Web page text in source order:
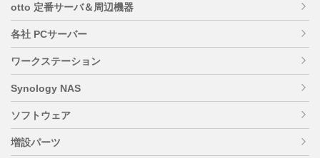
otto 定番サーバ＆周辺機器
各社 PCサーバー
ワークステーション
Synology NAS
ソフトウェア
増設パーツ